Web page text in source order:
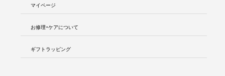
マイページ
お修理・ケアについて
ギフトラッピング